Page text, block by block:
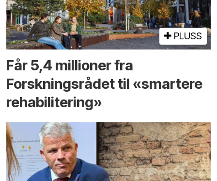
PLUSS
Får 5,4 millioner fra
Forskningsrådet til «smartere
rehabilitering»